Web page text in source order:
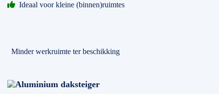
Ideaal voor kleine (binnen)ruimtes
Minder werkruimte ter beschikking